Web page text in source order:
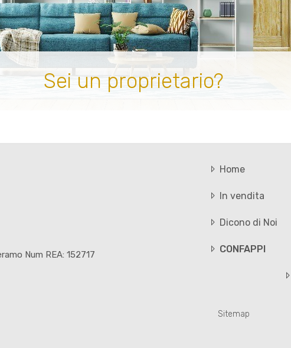
Sei un proprietario?
Num REA: 152717
Home
In vendita
Dicono di Noi
CONFAPPI
Sitemap